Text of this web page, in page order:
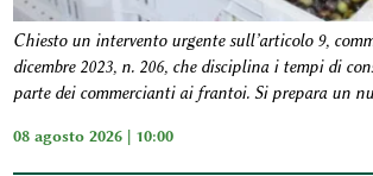
Chiesto un intervento urgente sull’articolo 9,
dicembre 2023, n. 206, che disciplina i tempi di
parte dei commercianti ai frantoi. Si prepara un
08 agosto 2026 | 10:00